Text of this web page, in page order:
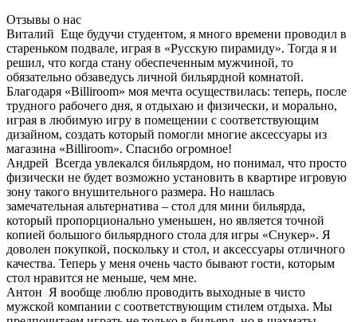
Отзывы о нас
Виталий Еще будучи студентом, я много времени проводил в
стареньком подвале, играя в «Русскую пирамиду». Тогда я и
решил, что когда стану обеспеченным мужчиной, то
обязательно обзаведусь личной бильярдной комнатой.
Благодаря «Billiroom» моя мечта осуществилась: теперь, после
трудного рабочего дня, я отдыхаю и физически, и морально,
играя в любимую игру в помещении с соответствующим
дизайном, создать который помогли многие аксессуары из
магазина «Billiroom». Спасибо огромное!
Андрей Всегда увлекался бильярдом, но понимал, что просто
физически не будет возможно установить в квартире игровую
зону такого внушительного размера. Но нашлась
замечательная альтернатива – стол для мини бильярда,
который пропорционально уменьшен, но является точной
копией большого бильярдного стола для игры «Снукер». Я
доволен покупкой, поскольку и стол, и аксессуары отличного
качества. Теперь у меня очень часто бывают гости, которым
стол нравится не меньше, чем мне.
Антон Я вообще люблю проводить выходные в чисто
мужской компании с соответствующим стилем отдыха. Мы